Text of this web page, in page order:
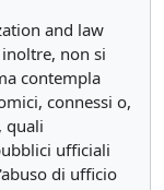
and law
non si
contempla
connessi o,
quali
ufficiali
di ufficio